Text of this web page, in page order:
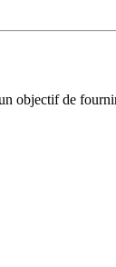
objectif de